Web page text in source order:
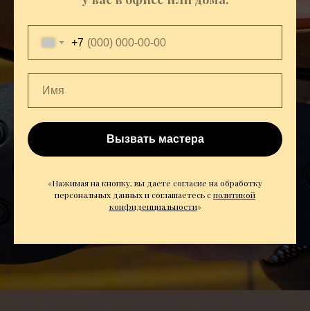
+7
Вызвать мастера
«Нажимая на кнопку, вы даете согласие на обработку
персональных данных и соглашаетесь cполитикой
конфиденциальности»